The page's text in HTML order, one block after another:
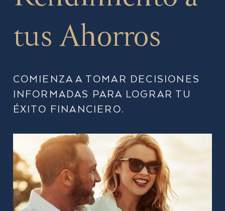
tus Ahorros
COMIENZA A TOMAR DECISIONES
INFORMADAS PARA LOGRAR TU
ÉXITO FINANCIERO.